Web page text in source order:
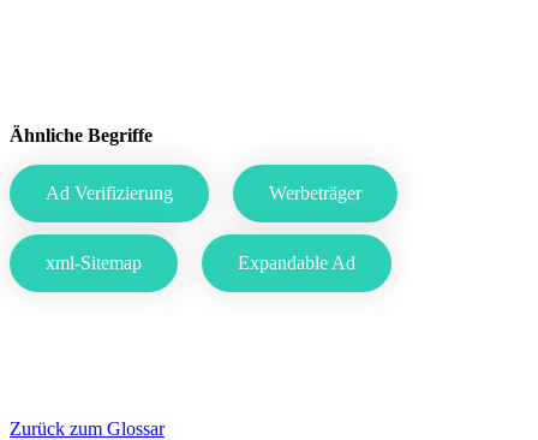
Ähnliche Begriffe
Ad Verifizierung Werbeträger
xml-Sitemap Expandable Ad
Zurück zum Glossar